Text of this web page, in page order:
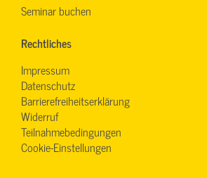
Seminar buchen
Rechtliches
Impressum
Datenschutz
Barrierefreiheitserklärung
Widerruf
Teilnahmebedingungen
Cookie-Einstellungen